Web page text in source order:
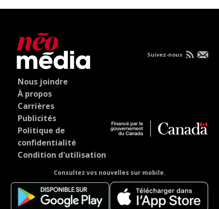
Nous joindre
À propos
Carrières
Publicités
Politique de
confidentialité
Condition d'utilisation
Consultez vos nouvelles sur mobile.
Suivez-nous